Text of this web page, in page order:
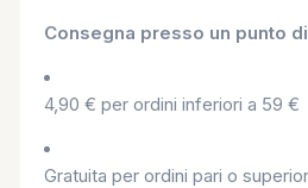
Consegna presso un punto
4,90 € per ordini inferiori a 59 €
Gratuita per ordini pari o